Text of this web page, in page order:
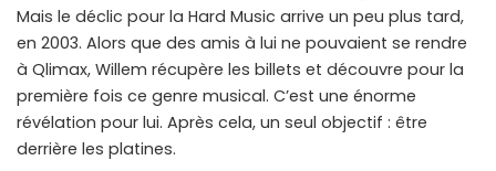
Mais le déclic pour la Hard Music arrive un peu plus tard,
en 2003. Alors que des amis à lui ne pouvaient se rendre
à Qlimax, Willem récupère les billets et découvre pour la
première fois ce genre musical. C’est une énorme
révélation pour lui. Après cela, un seul objectif : être
derrière les platines.